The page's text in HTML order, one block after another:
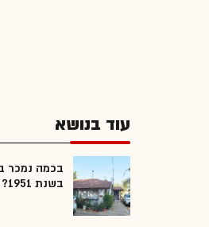
עוד בנושא
בכמה נמכר
בשנת 1951?